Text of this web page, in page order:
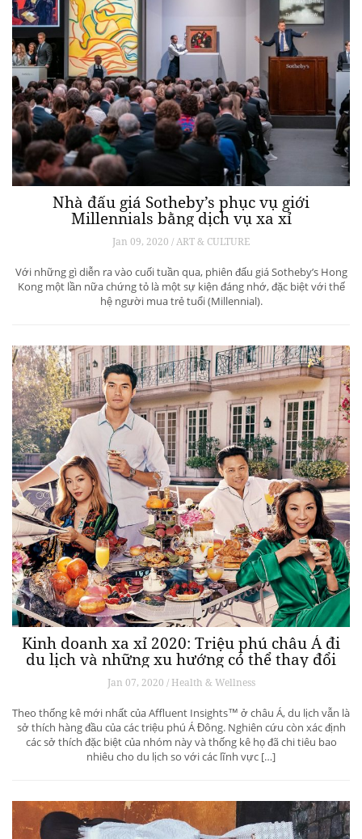
Nhà đấu giá Sotheby’s phục vụ giới
Millennials bằng dịch vụ xa xỉ
Jan 09, 2020 / ART & CULTURE
Với những gì diễn ra vào cuối tuần qua, phiên đấu giá Sotheby’s Hong
Kong một lần nữa chứng tỏ là một sự kiện đáng nhớ, đặc biệt với thế
hệ người mua trẻ tuổi (Millennial).
Kinh doanh xa xỉ 2020: Triệu phú châu Á đi
du lịch và những xu hướng có thể thay đổi
ngành du lịch thượng lưu
Jan 07, 2020 / Health & Wellness
Theo thống kê mới nhất của Affluent Insights™ ở châu Á, du lịch vẫn là
sở thích hàng đầu của các triệu phú Á Đông. Nghiên cứu còn xác định
các sở thích đặc biệt của nhóm này và thống kê họ đã chi tiêu bao
nhiêu cho du lịch so với các lĩnh vực […]